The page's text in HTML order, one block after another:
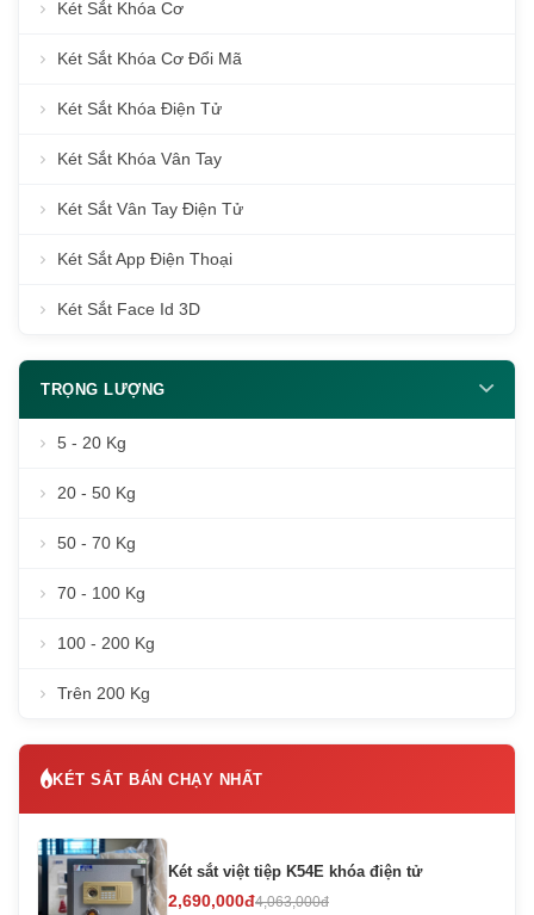
Két Sắt Khóa Cơ
Két Sắt Khóa Cơ Đổi Mã
Két Sắt Khóa Điện Tử
Két Sắt Khóa Vân Tay
Két Sắt Vân Tay Điện Tử
Két Sắt App Điện Thoại
Két Sắt Face Id 3D
TRỌNG LƯỢNG
5 - 20 Kg
20 - 50 Kg
50 - 70 Kg
70 - 100 Kg
100 - 200 Kg
Trên 200 Kg
KÉT SẮT BÁN CHẠY NHẤT
Két sắt việt tiệp K54E khóa điện tử
2,690,000đ4,063,000đ